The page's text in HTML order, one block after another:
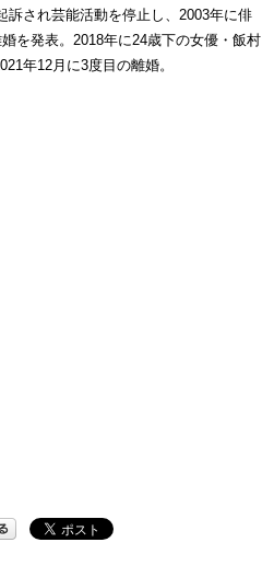
訴され芸能活動を停止し、2003年に俳
を発表。2018年に24歳下の女優・飯村
年12月に3度目の離婚。